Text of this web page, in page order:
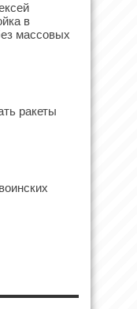
в
массовых
ракеты